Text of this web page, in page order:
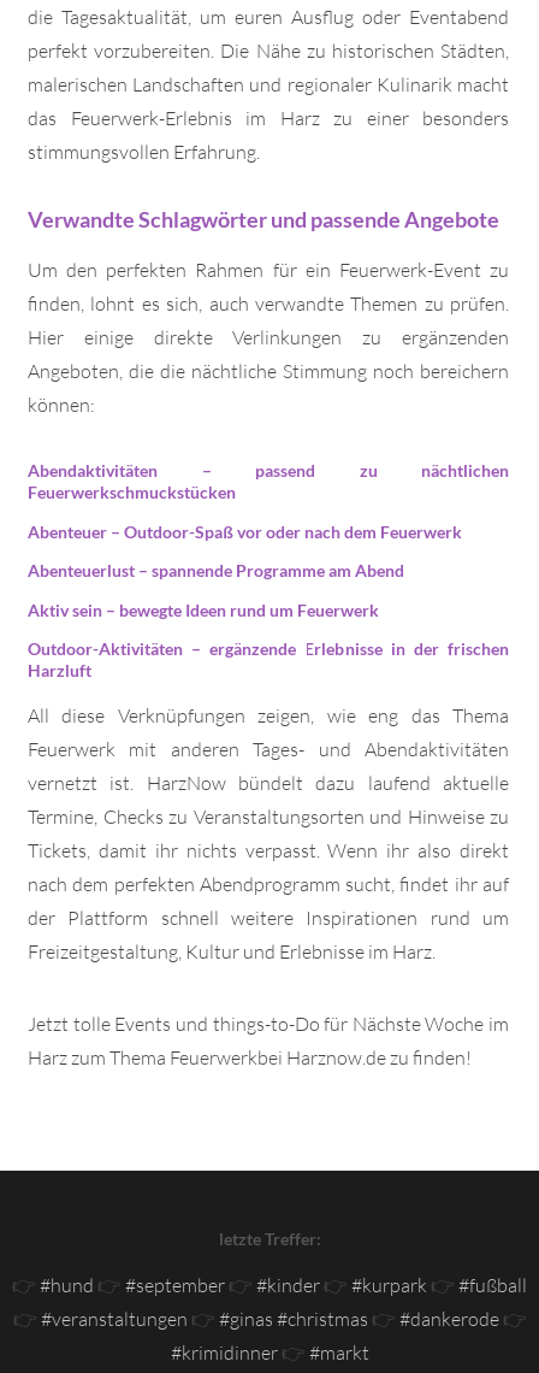
die Tagesaktualität, um euren Ausflug oder Eventabend
perfekt vorzubereiten. Die Nähe zu historischen Städten,
malerischen Landschaften und regionaler Kulinarik macht
das Feuerwerk-Erlebnis im Harz zu einer besonders
stimmungsvollen Erfahrung.
Verwandte Schlagwörter und passende Angebote
Um den perfekten Rahmen für ein Feuerwerk-Event zu
finden, lohnt es sich, auch verwandte Themen zu prüfen.
Hier einige direkte Verlinkungen zu ergänzenden
Angeboten, die die nächtliche Stimmung noch bereichern
können:
Abendaktivitäten – passend zu nächtlichen
Feuerwerkschmuckstücken
Abenteuer – Outdoor-Spaß vor oder nach dem Feuerwerk
Abenteuerlust – spannende Programme am Abend
Aktiv sein – bewegte Ideen rund um Feuerwerk
Outdoor-Aktivitäten – ergänzende Erlebnisse in der frischen
Harzluft
All diese Verknüpfungen zeigen, wie eng das Thema
Feuerwerk mit anderen Tages- und Abendaktivitäten
vernetzt ist. HarzNow bündelt dazu laufend aktuelle
Termine, Checks zu Veranstaltungsorten und Hinweise zu
Tickets, damit ihr nichts verpasst. Wenn ihr also direkt
nach dem perfekten Abendprogramm sucht, findet ihr auf
der Plattform schnell weitere Inspirationen rund um
Freizeitgestaltung, Kultur und Erlebnisse im Harz.
Jetzt tolle Events und things-to-Do für Nächste Woche im
Harz zum Thema Feuerwerkbei Harznow.de zu finden!
letzte Treffer:
👉 #hund 👉 #september 👉 #kinder 👉 #kurpark 👉 #fußball
👉 #veranstaltungen 👉 #ginas #christmas 👉 #dankerode👉
#krimidinner👉 #markt